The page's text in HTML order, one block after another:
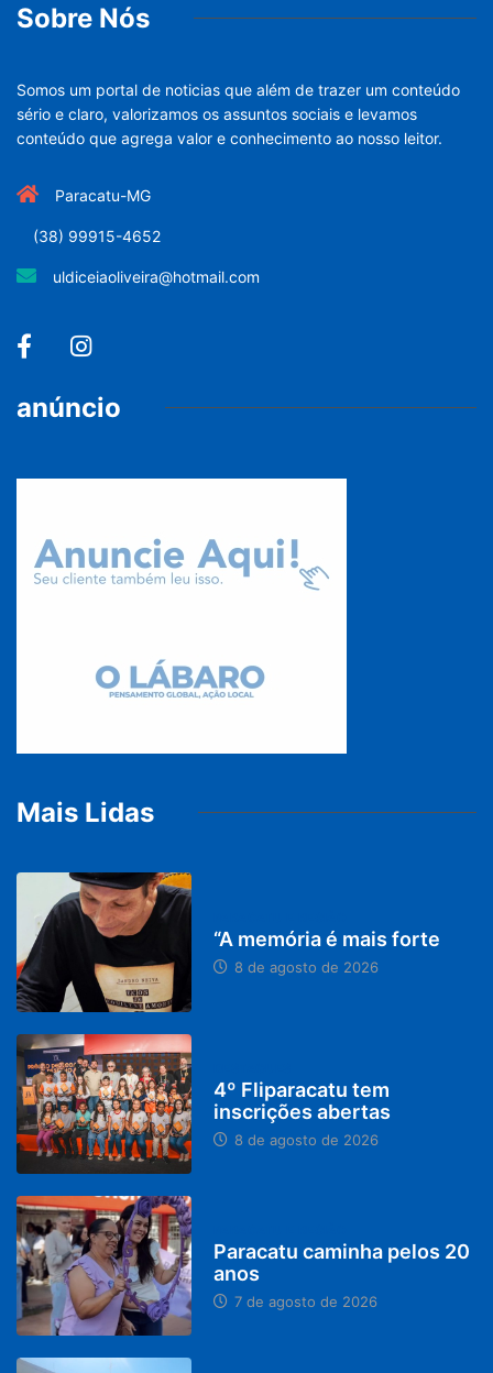
Sobre Nós
Somos um portal de noticias que além de trazer um conteúdo
sério e claro, valorizamos os assuntos sociais e levamos
conteúdo que agrega valor e conhecimento ao nosso leitor.
Paracatu-MG
(38) 99915-4652
uldiceiaoliveira@hotmail.com
anúncio
Mais Lidas
“A memória é mais forte
8 de agosto de 2026
4º Fliparacatu tem
inscrições abertas
8 de agosto de 2026
Paracatu caminha pelos 20
anos
7 de agosto de 2026